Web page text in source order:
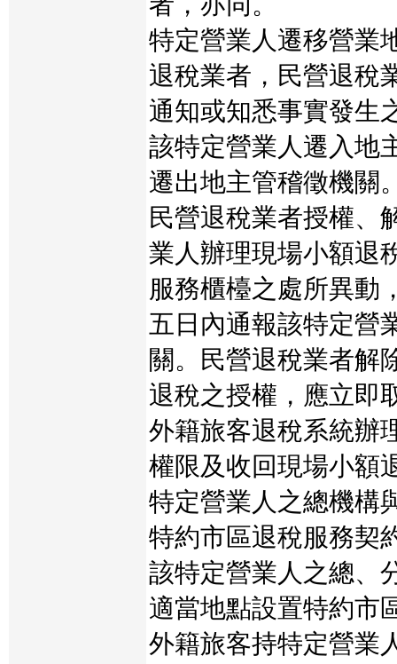
特定營業人遷移營業
退稅業者，民營退稅
通知或知悉事實發生
該特定營業人遷入地
遷出地主管稽徵機關
民營退稅業者授權、
業人辦理現場小額退
服務櫃檯之處所異動
五日內通報該特定營
關。民營退稅業者解
退稅之授權，應立即
外籍旅客退稅系統辦
權限及收回現場小額
特定營業人之總機構
特約市區退稅服務契
該特定營業人之總、
適當地點設置特約市
外籍旅客持特定營業